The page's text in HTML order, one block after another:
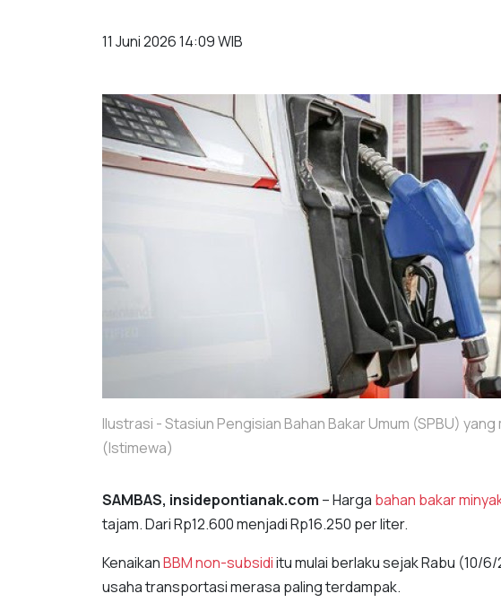
11 Juni 2026 14:09 WIB
Ilustrasi - Stasiun Pengisian Bahan Bakar Umum (SPBU)
(Istimewa)
SAMBAS, insidepontianak.com – Harga bahan bakar
tajam. Dari Rp12.600 menjadi Rp16.250 per liter.
KenaikanBBM non-subsidiitu mulai berlaku sejak Rabu (10/
usaha transportasi merasa paling terdampak.